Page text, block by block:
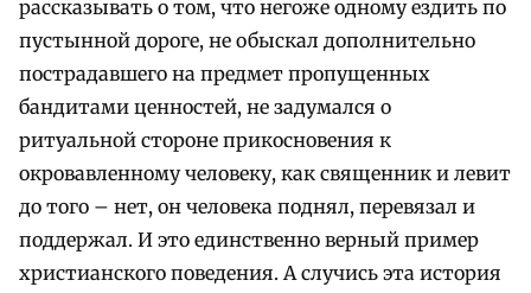
рассказывать о том, что негоже одному ездить по
пустынной дороге, не обыскал дополнительно
пострадавшего на предмет пропущенных
бандитами ценностей, не задумался о
ритуальной стороне прикосновения к
окровавленному человеку, как священник и левит
до того – нет, он человека поднял, перевязал и
поддержал. И это единственно верный пример
христианского поведения. А случись эта история